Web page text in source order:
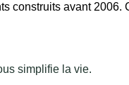
construits avant 2006.
simplifie la vie.